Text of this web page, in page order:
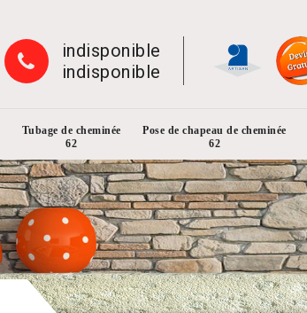
indisponible
indisponible
Tubage de cheminée
62
Pose de chapeau de cheminée
62